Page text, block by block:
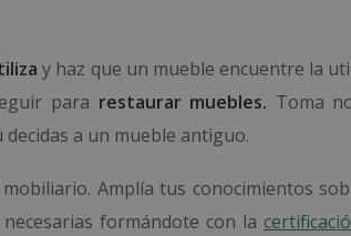
y haz que un mueble encuentre la
para restaurar muebles. Toma
a un mueble antiguo.
Amplía tus conocimientos
formándote con la